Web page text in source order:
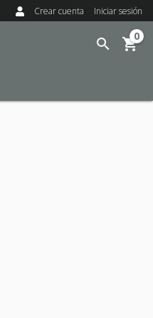
Crear cuenta Iniciar sesión
0